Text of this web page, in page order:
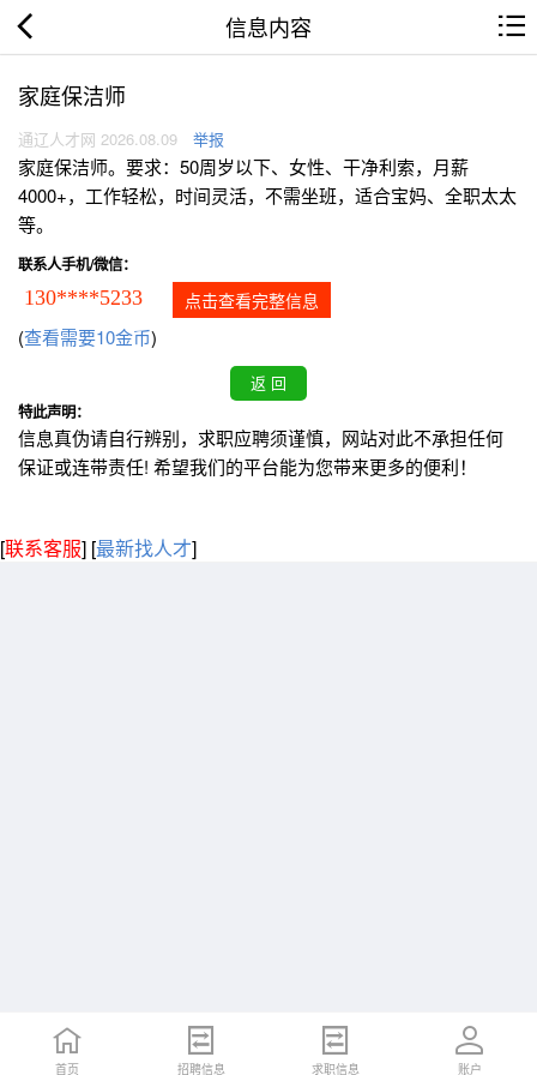
信息内容
家庭保洁师
通辽人才网 2026.08.09 举报
家庭保洁师。要求：50周岁以下、女性、干净利索，月薪
4000+，工作轻松，时间灵活，不需坐班，适合宝妈、全职太太
等。
联系人手机/微信：
130****5233 点击查看完整信息
(查看需要10金币)
特此声明：
信息真伪请自行辨别，求职应聘须谨慎，网站对此不承担任何
保证或连带责任! 希望我们的平台能为您带来更多的便利！
[联系客服] [最新找人才]
首页 招聘信息 求职信息 账户